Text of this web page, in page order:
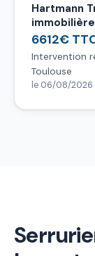
Hartmann
6612€
Intervention
Toulouse
le 06/08/2026